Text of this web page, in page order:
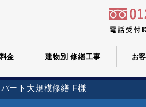
金 建物別 修繕工事 お
ート大規模修繕 F様